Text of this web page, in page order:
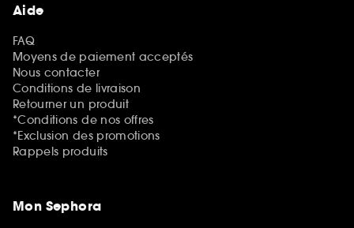
Aide
FAQ
Moyens de paiement acceptés
Nous contacter
Conditions de livraison
Retourner un produit
*Conditions de nos offres
*Exclusion des promotions
Rappels produits
Mon Sephora